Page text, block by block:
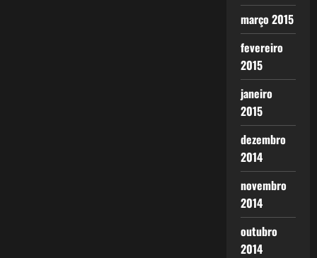
março 2015
fevereiro
2015
janeiro
2015
dezembro
2014
novembro
2014
outubro
2014